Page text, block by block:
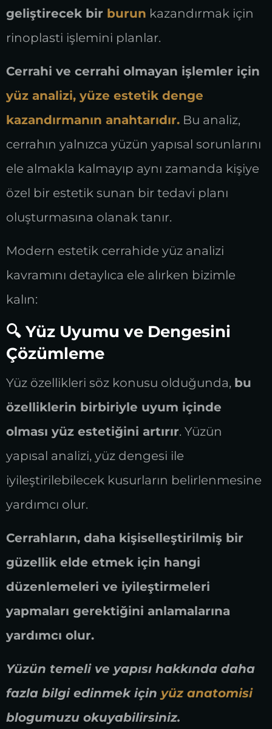
geliştirecek bir burun kazandırmak için
rinoplasti işlemini planlar.
Cerrahi ve cerrahi olmayan işlemler için
yüz analizi, yüze estetik denge
kazandırmanın anahtarıdır. Bu analiz,
cerrahın yalnızca yüzün yapısal sorunlarını
ele almakla kalmayıp aynı zamanda kişiye
özel bir estetik sunan bir tedavi planı
oluşturmasına olanak tanır.
Modern estetik cerrahide yüz analizi
kavramını detaylıca ele alırken bizimle
kalın:
🔍 Yüz Uyumu ve Dengesini
Çözümleme
Yüz özellikleri söz konusu olduğunda, bu
özelliklerin birbiriyle uyum içinde
olması yüz estetiğini artırır. Yüzün
yapısal analizi, yüz dengesi ile
iyileştirilebilecek kusurların belirlenmesine
yardımcı olur.
Cerrahların, daha kişiselleştirilmiş bir
güzellik elde etmek için hangi
düzenlemeleri ve iyileştirmeleri
yapmaları gerektiğini anlamalarına
yardımcı olur.
Yüzün temeli ve yapısı hakkında daha
fazla bilgi edinmek için yüz anatomisi
blogumuzu okuyabilirsiniz.